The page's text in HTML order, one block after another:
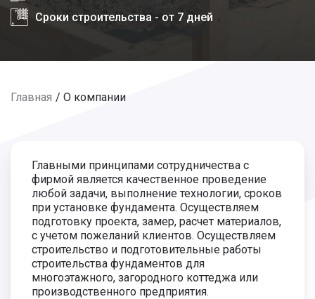
Сроки строительства - от 7 дней
Главная О компании
Главными принципами сотрудничества с
фирмой является качественное проведение
любой задачи, выполнение технологии, сроков
при установке фундамента. Осуществляем
подготовку проекта, замер, расчет материалов,
с учетом пожеланий клиентов. Осуществляем
строительство и подготовительные работы
строительства фундаментов для
многоэтажного, загородного коттеджа или
производственного предприятия.